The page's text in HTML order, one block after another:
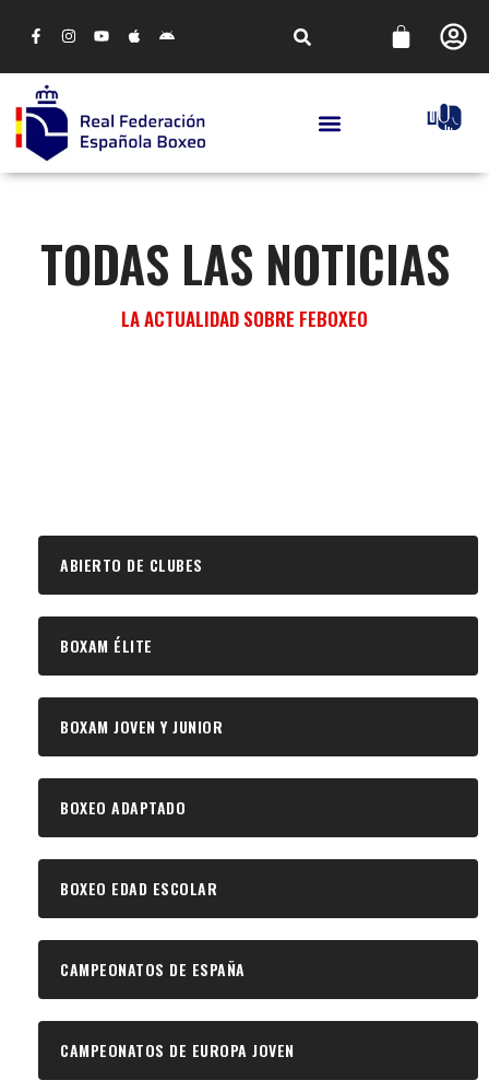
TODAS LAS NOTICIAS
LA ACTUALIDAD SOBRE FEBOXEO
ABIERTO DE CLUBES
BOXAM ÉLITE
BOXAM JOVEN Y JUNIOR
BOXEO ADAPTADO
BOXEO EDAD ESCOLAR
CAMPEONATOS DE ESPAÑA
CAMPEONATOS DE EUROPA JOVEN